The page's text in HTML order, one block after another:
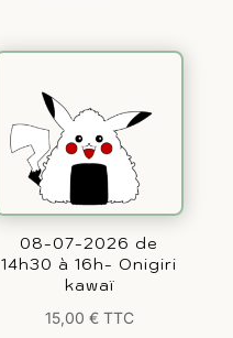
08-07-2026 de
14h30 à 16h- Onigiri
kawaï
15,00 € TTC